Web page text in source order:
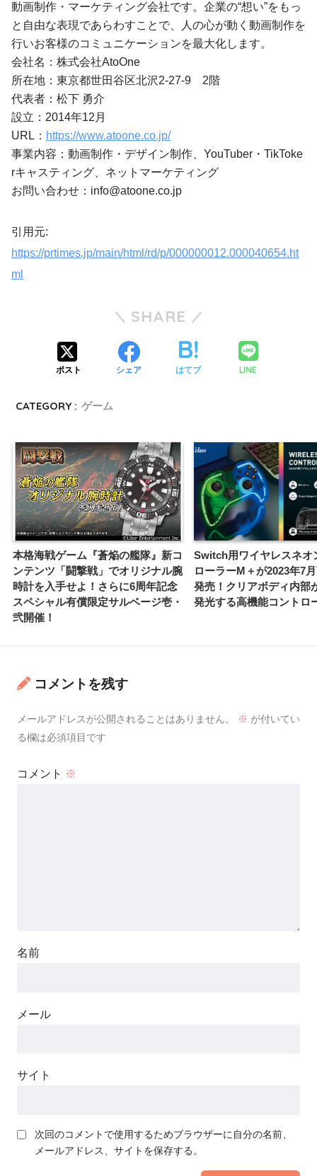
動画制作・マーケティング会社です。企業の“想い”をもっ
と自由な表現であらわすことで、人の心が動く動画制作を
行いお客様のコミュニケーションを最大化します。
会社名：株式会社AtoOne
所在地：東京都世田谷区北沢2-27-9 2階
代表者：松下 勇介
設立：2014年12月
URL： https://www.atoone.co.jp/
事業内容：動画制作・デザイン制作、YouTuber・TikToke
rキャスティング、ネットマーケティング
お問い合わせ： info@atoone.co.jp
引用元:
https://prtimes.jp/main/html/rd/p/000000012.000040654.ht
ml
SHARE
ポスト シェア はてブ LINE
CATEGORY : ゲーム
本格海戦ゲーム『蒼焔の艦隊』新コ
ンテンツ「闘撃戦」でオリジナル腕
時計を入手せよ！さらに6周年記念
スペシャル有償限定サルベージ壱・
弐開催！
Switch用ワイヤレスネオ
ローラーM＋が2023年7
発売！クリアボディ内部
発光する高機能コントロ
コメントを残す
メールアドレスが公開されることはありません。 ※ が付いてい
る欄は必須項目です
コメント ※
名前
メール
サイト
次回のコメントで使用するためブラウザーに自分の名前、
メールアドレス、サイトを保存する。